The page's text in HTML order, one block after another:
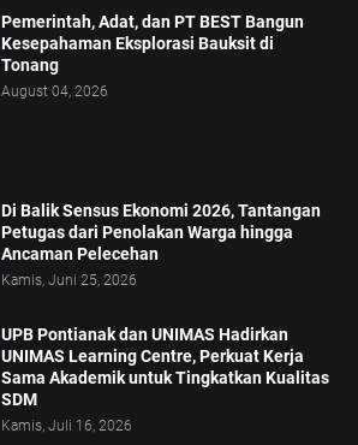
Pemerintah, Adat, dan PT BEST Bangun
Kesepahaman Eksplorasi Bauksit di
Tonang
August 04, 2026
Di Balik Sensus Ekonomi 2026, Tantangan
Petugas dari Penolakan Warga hingga
Ancaman Pelecehan
Kamis, Juni 25, 2026
UPB Pontianak dan UNIMAS Hadirkan
UNIMAS Learning Centre, Perkuat Kerja
Sama Akademik untuk Tingkatkan Kualitas
SDM
Kamis, Juli 16, 2026